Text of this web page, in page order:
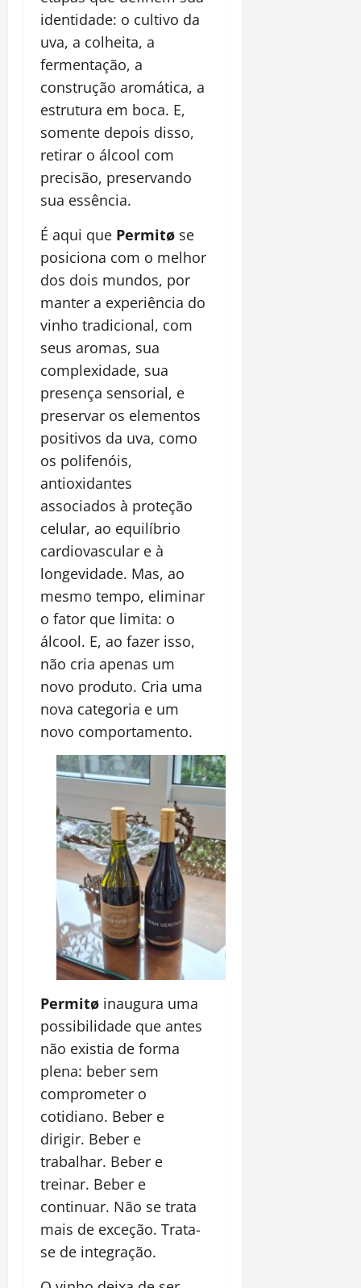
identidade: o cultivo da
uva, a colheita, a
fermentação, a
construção aromática, a
estrutura em boca. E,
somente depois disso,
retirar o álcool com
precisão, preservando
sua essência.
É aqui que Permitø se
posiciona com o melhor
dos dois mundos, por
manter a experiência do
vinho tradicional, com
seus aromas, sua
complexidade, sua
presença sensorial, e
preservar os elementos
positivos da uva, como
os polifenóis,
antioxidantes
associados à proteção
celular, ao equilíbrio
cardiovascular e à
longevidade. Mas, ao
mesmo tempo, eliminar
o fator que limita: o
álcool. E, ao fazer isso,
não cria apenas um
novo produto. Cria uma
nova categoria e um
novo comportamento.
Permitø inaugura uma
possibilidade que antes
não existia de forma
plena: beber sem
comprometer o
cotidiano. Beber e
dirigir. Beber e
trabalhar. Beber e
treinar. Beber e
continuar. Não se trata
mais de exceção. Trata-
se de integração.